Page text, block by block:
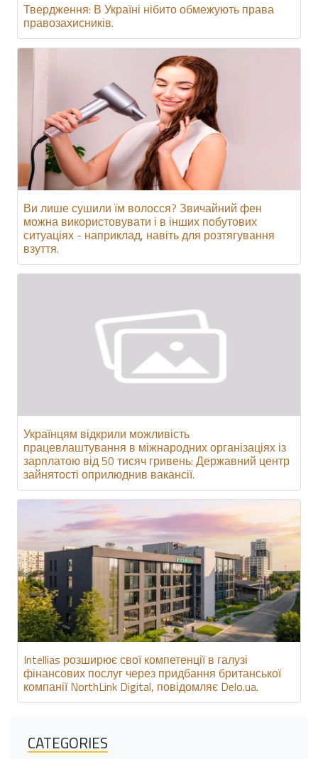
Твердження: В Україні нібито обмежують права
правозахисників.
Ви лише сушили їм волосся? Звичайний фен
можна використовувати і в інших побутових
ситуаціях - наприклад, навіть для розтягування
взуття.
Українцям відкрили можливість
працевлаштування в міжнародних організаціях із
зарплатою від 50 тисяч гривень: Державний центр
зайнятості оприлюднив вакансії.
Intellias розширює свої компетенції в галузі
фінансових послуг через придбання британської
компанії NorthLink Digital, повідомляє Delo.ua.
CATEGORIES